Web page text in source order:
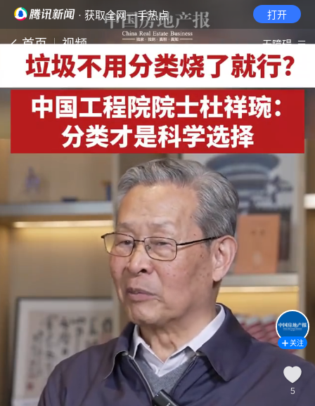
· 获取全网一手热点 打开
首页 视频 无障碍
关注
5